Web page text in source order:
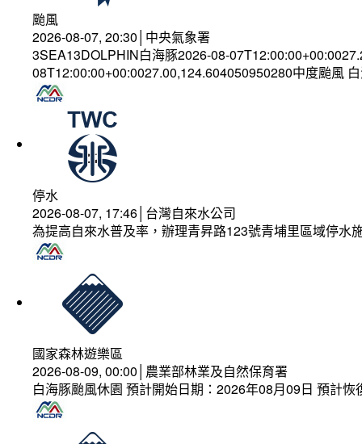
颱風
2026-08-07, 20:30│中央氣象署
3SEA13DOLPHIN白海豚2026-08-
08T12:00:00+00:0027.00,124.604050950280中度颱風
停水
2026-08-07, 17:46│台灣自來水公司
為提高自來水普及率，辦理青昇路123號青埔里區域停水
國家森林遊樂區
2026-08-09, 00:00│農業部林業及自然保育署
白海豚颱風休園 預計開始日期：2026年08月09日 預計